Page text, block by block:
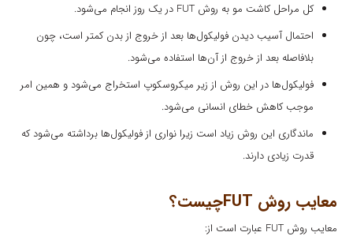
کل مراحل کاشت مو به روش FUT در یک روز انجام می‌شود.
احتمال آسیب دیدن فولیکول‌ها بعد از خروج از بدن کمتر است، چون
بلافاصله بعد از خروج از آن‌ها استفاده می‌شود.
فولیکول‌ها در این روش از زیر میکروسکوپ استخراج می‌شود و همین امر
موجب کاهش خطای انسانی می‌شود.
ماندگاری این روش زیاد است زیرا نواری از فولیکول‌ها برداشته می‌شود که
قدرت زیادی دارند.
معایب روش FUTچیست؟
معایب روش FUT عبارت است از: